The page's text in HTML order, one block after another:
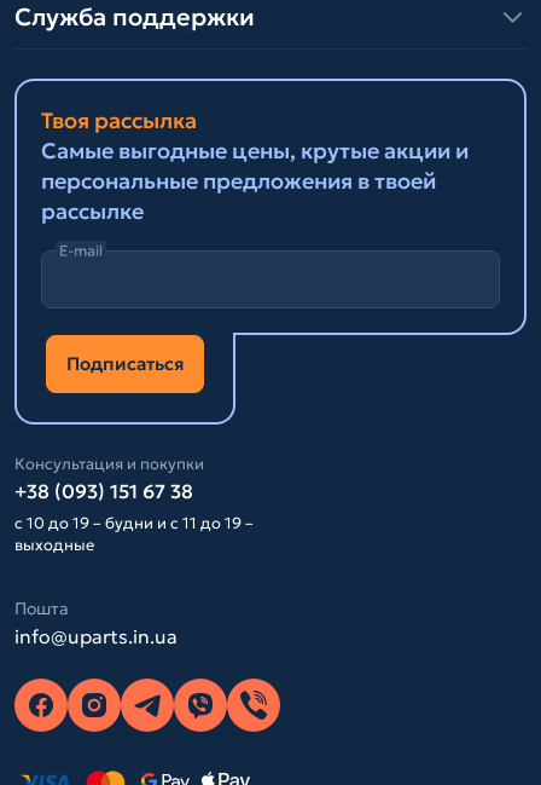
Служба поддержки
Твоя рассылка
Самые выгодные цены, крутые акции и
персональные предложения в твоей
рассылке
E-mail
Подписаться
Консультация и покупки
+38 (093) 151 67 38
с 10 до 19 – будни и с 11 до 19 –
выходные
Пошта
info@uparts.in.ua